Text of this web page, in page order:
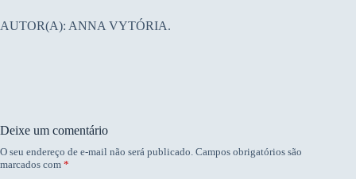
AUTOR(A): ANNA VYTÓRIA.
Deixe um comentário
O seu endereço de e-mail não será publicado. Campos obrigatórios são
marcados com *